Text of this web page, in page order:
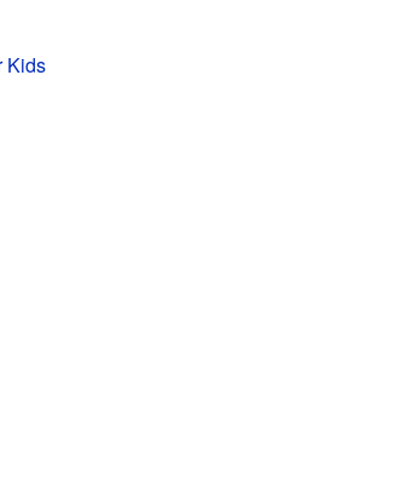
Kids